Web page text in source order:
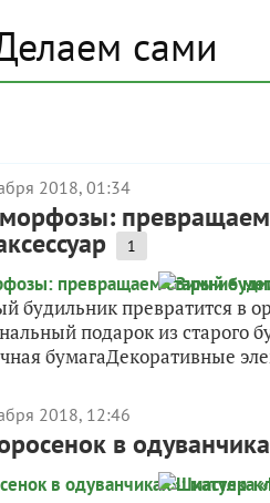
сами
2018, 01:34
1
будильник превратится в
подарок из старого
бумагаДекоративные
2018, 12:46
в